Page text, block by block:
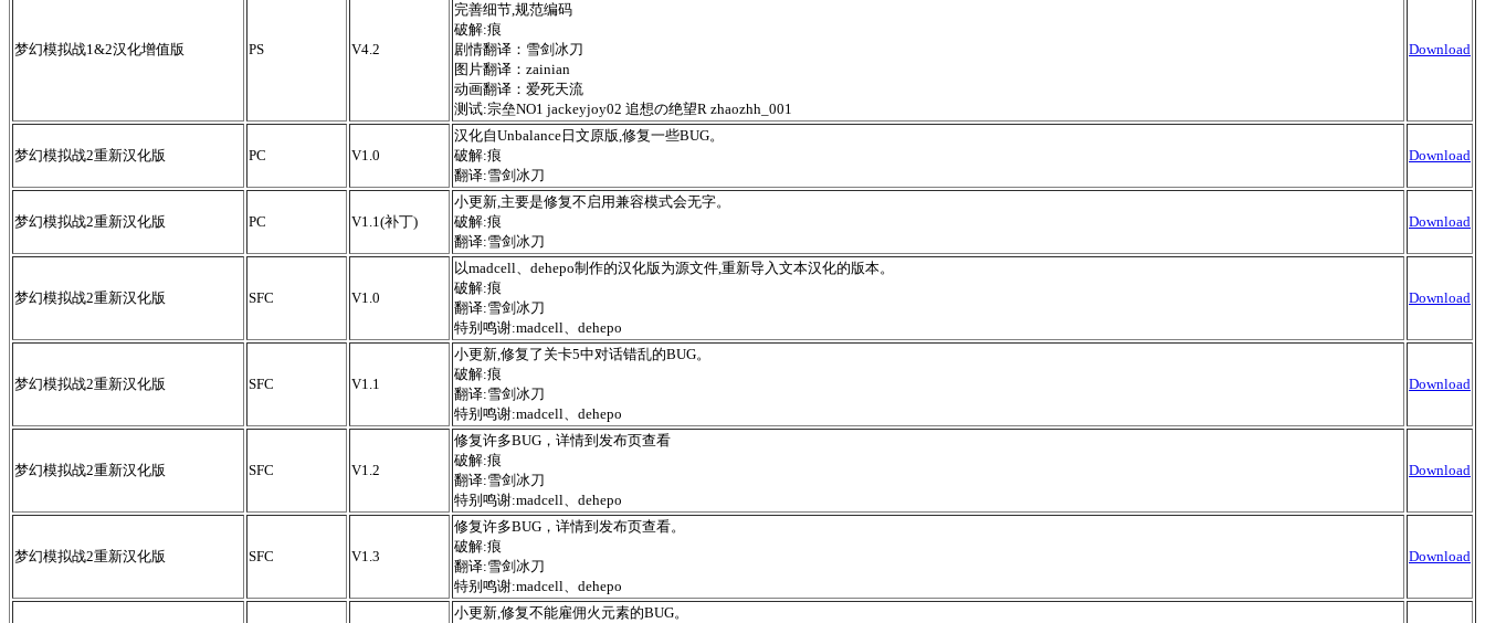
梦幻模拟战1&2汉化增值版 PS V4.2
完善细节,规范编码
破解:痕
剧情翻译：雪剑冰刀
图片翻译：zainian
动画翻译：爱死天流
测试:宗垒NO1 jackeyjoy02 追想の绝望R zhaozhh_001
Download
梦幻模拟战2重新汉化版 PC V1.0
汉化自Unbalance日文原版,修复一些BUG。
破解:痕
翻译:雪剑冰刀
Download
梦幻模拟战2重新汉化版 PC V1.1(补丁)
小更新,主要是修复不启用兼容模式会无字。
破解:痕
翻译:雪剑冰刀
Download
梦幻模拟战2重新汉化版 SFC V1.0
以madcell、dehepo制作的汉化版为源文件,重新导入文本汉化的版本。
破解:痕
翻译:雪剑冰刀
特别鸣谢:madcell、dehepo
Download
梦幻模拟战2重新汉化版 SFC V1.1
小更新,修复了关卡5中对话错乱的BUG。
破解:痕
翻译:雪剑冰刀
特别鸣谢:madcell、dehepo
Download
梦幻模拟战2重新汉化版 SFC V1.2
修复许多BUG，详情到发布页查看
破解:痕
翻译:雪剑冰刀
特别鸣谢:madcell、dehepo
Download
梦幻模拟战2重新汉化版 SFC V1.3
修复许多BUG，详情到发布页查看。
破解:痕
翻译:雪剑冰刀
特别鸣谢:madcell、dehepo
Download
小更新,修复不能雇佣火元素的BUG。